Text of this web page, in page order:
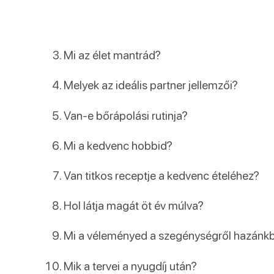
Mi az élet mantrád?
Melyek az ideális partner jellemzői?
Van-e bőrápolási rutinja?
Mi a kedvenc hobbid?
Van titkos receptje a kedvenc ételéhez?
Hol látja magát öt év múlva?
Mi a véleményed a szegénységről
Mik a tervei a nyugdíj után?